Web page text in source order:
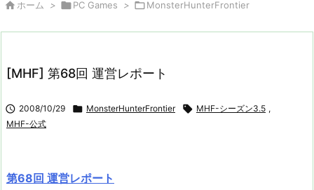
 ホーム > PC Games > MonsterHunterFrontier
[MHF] 第68回 運営レポート
 2008/10/29  MonsterHunterFrontier  MHF-シーズン3.5 ,
MHF-公式
第68回 運営レポート